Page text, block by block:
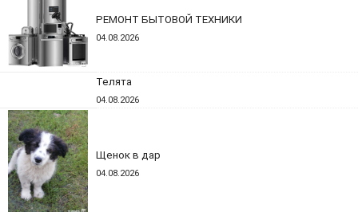
РЕМОНТ БЫТОВОЙ ТЕХНИКИ
04.08.2026
Телята
04.08.2026
Щенок в дар
04.08.2026